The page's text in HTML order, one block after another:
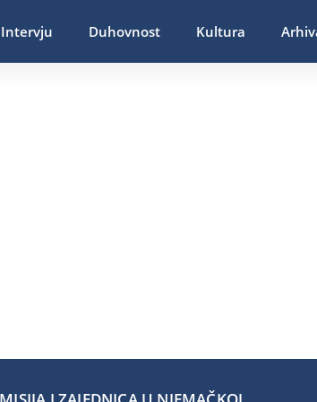
Intervju Duhovnost Kultura